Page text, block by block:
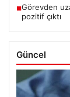
■Görevden
pozitif çıktı
Güncel